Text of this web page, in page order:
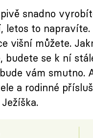
snadno
letos to
višní můžete.
budete se k ní
vám smutno.
a rodinné